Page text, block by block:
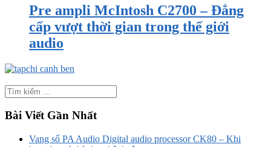
Pre ampli McIntosh C2700 – Đẳng
cấp vượt thời gian trong thế giới
audio
Bài Viết Gần Nhất
Vang số PA Audio Digital audio processor CK80 – Khi